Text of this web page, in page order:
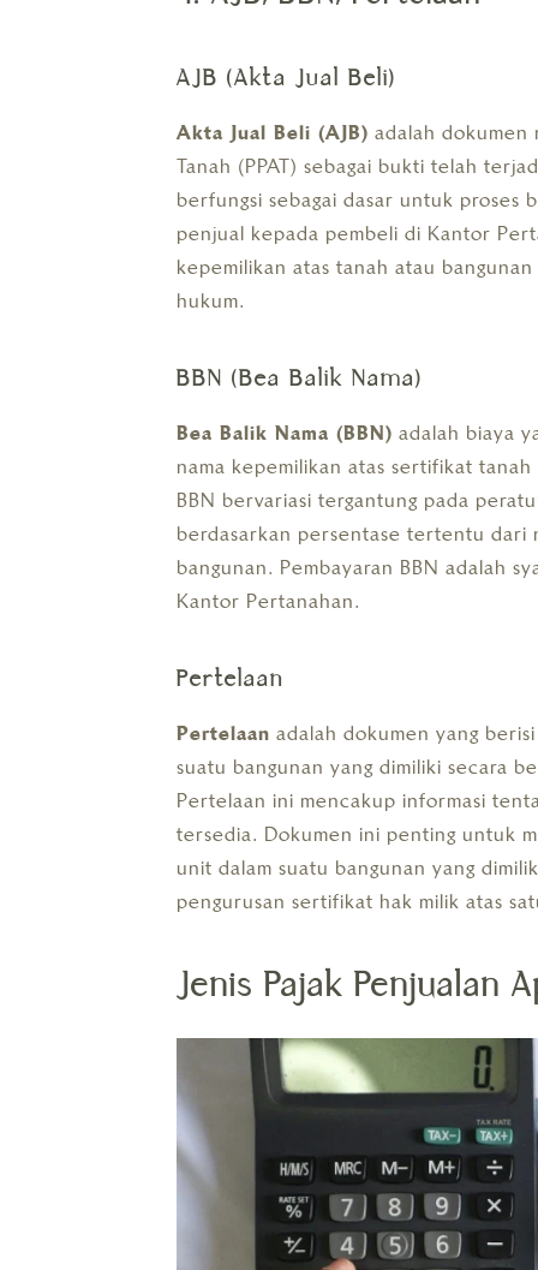
AJB (Akta Jual Beli)
Akta Jual Beli (AJB) adalah dokumen
Tanah (PPAT) sebagai bukti telah
berfungsi sebagai dasar untuk proses
penjual kepada pembeli di Kantor
kepemilikan atas tanah atau
hukum.
BBN (Bea Balik Nama)
Bea Balik Nama (BBN) adalah biaya
nama kepemilikan atas sertifikat
BBN bervariasi tergantung pada
berdasarkan persentase tertentu dari
bangunan. Pembayaran BBN adalah
Kantor Pertanahan.
Pertelaan
Pertelaan adalah dokumen yang
suatu bangunan yang dimiliki secara
Pertelaan ini mencakup informasi
tersedia. Dokumen ini penting untuk
unit dalam suatu bangunan yang
pengurusan sertifikat hak milik atas
Jenis Pajak Penjualan